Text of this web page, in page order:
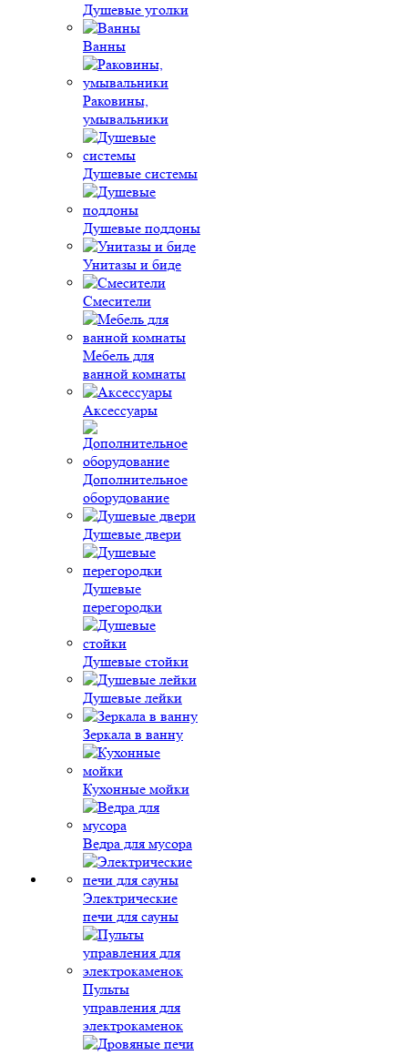
Душевые уголки
Ванны
Раковины,
умывальники
Душевые системы
Душевые поддоны
Унитазы и биде
Смесители
Мебель для
ванной комнаты
Аксессуары
Дополнительное
оборудование
Душевые двери
Душевые
перегородки
Душевые стойки
Душевые лейки
Зеркала в ванну
Кухонные мойки
Ведра для мусора
Электрические
печи для сауны
Пульты
управления для
электрокаменок